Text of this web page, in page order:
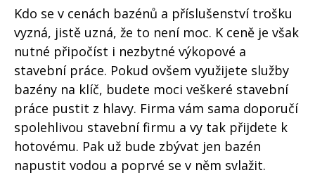
Kdo se v cenách bazénů a příslušenství trošku
vyzná, jistě uzná, že to není moc. K ceně je však
nutné připočíst i nezbytné výkopové a
stavební práce. Pokud ovšem využijete služby
bazény na klíč, budete moci veškeré stavební
práce pustit z hlavy. Firma vám sama doporučí
spolehlivou stavební firmu a vy tak přijdete k
hotovému. Pak už bude zbývat jen bazén
napustit vodou a poprvé se v něm svlažit.